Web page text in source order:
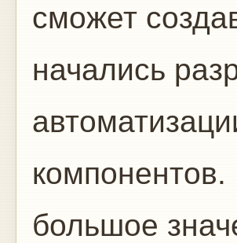
сможет
начались
большое